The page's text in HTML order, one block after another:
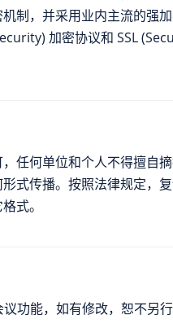
制，并采用业内主流的强
加密协议和 SSL
任何单位和个人不得擅自
式传播。按照法律规定，
式。
功能，如有修改，恕不另